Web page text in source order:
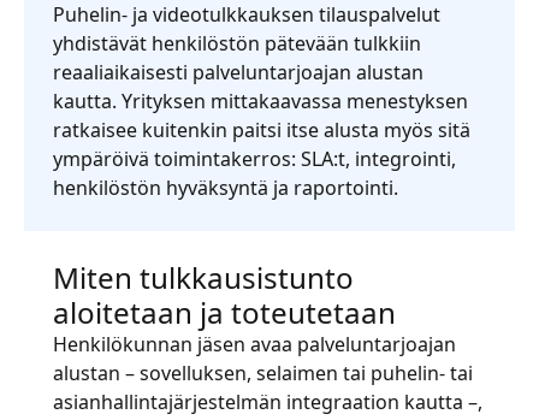
Puhelin- ja videotulkkauksen tilauspalvelut
yhdistävät henkilöstön pätevään tulkkiin
reaaliaikaisesti palveluntarjoajan alustan
kautta. Yrityksen mittakaavassa menestyksen
ratkaisee kuitenkin paitsi itse alusta myös sitä
ympäröivä toimintakerros: SLA:t, integrointi,
henkilöstön hyväksyntä ja raportointi.
Miten tulkkausistunto
aloitetaan ja toteutetaan
Henkilökunnan jäsen avaa palveluntarjoajan
alustan – sovelluksen, selaimen tai puhelin- tai
asianhallintajärjestelmän integraation kautta –,